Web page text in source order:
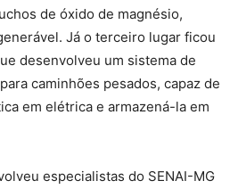
de óxido de magnésio,
Já o terceiro lugar ficou
desenvolveu um sistema de
caminhões pesados, capaz de
em elétrica e armazená-la em
especialistas do SENAI-MG